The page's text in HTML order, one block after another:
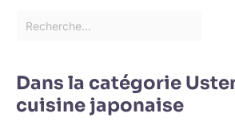
Dans la catégorie
cuisine japonaise